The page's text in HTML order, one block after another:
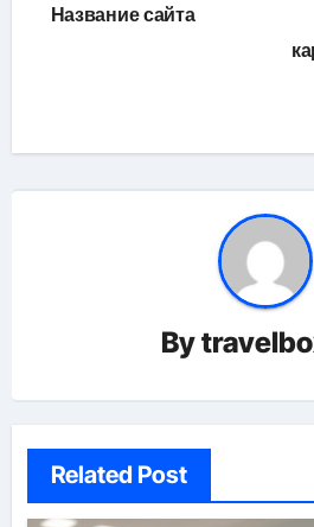
Название сайта
By
Related Post